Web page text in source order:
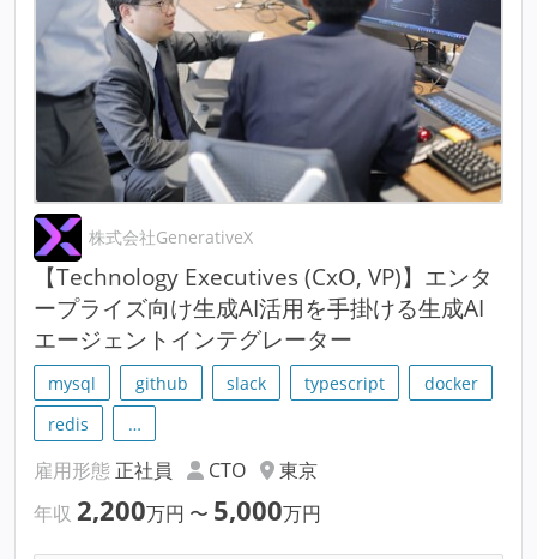
株式会社GenerativeX
【Technology Executives (CxO, VP)】エンタ
ープライズ向け生成AI活用を手掛ける生成AI
エージェントインテグレーター
mysql github slack typescript
docker
redis
…
雇用形態 正社員 CTO
東京
年収 2,200万円 〜 5,000万円